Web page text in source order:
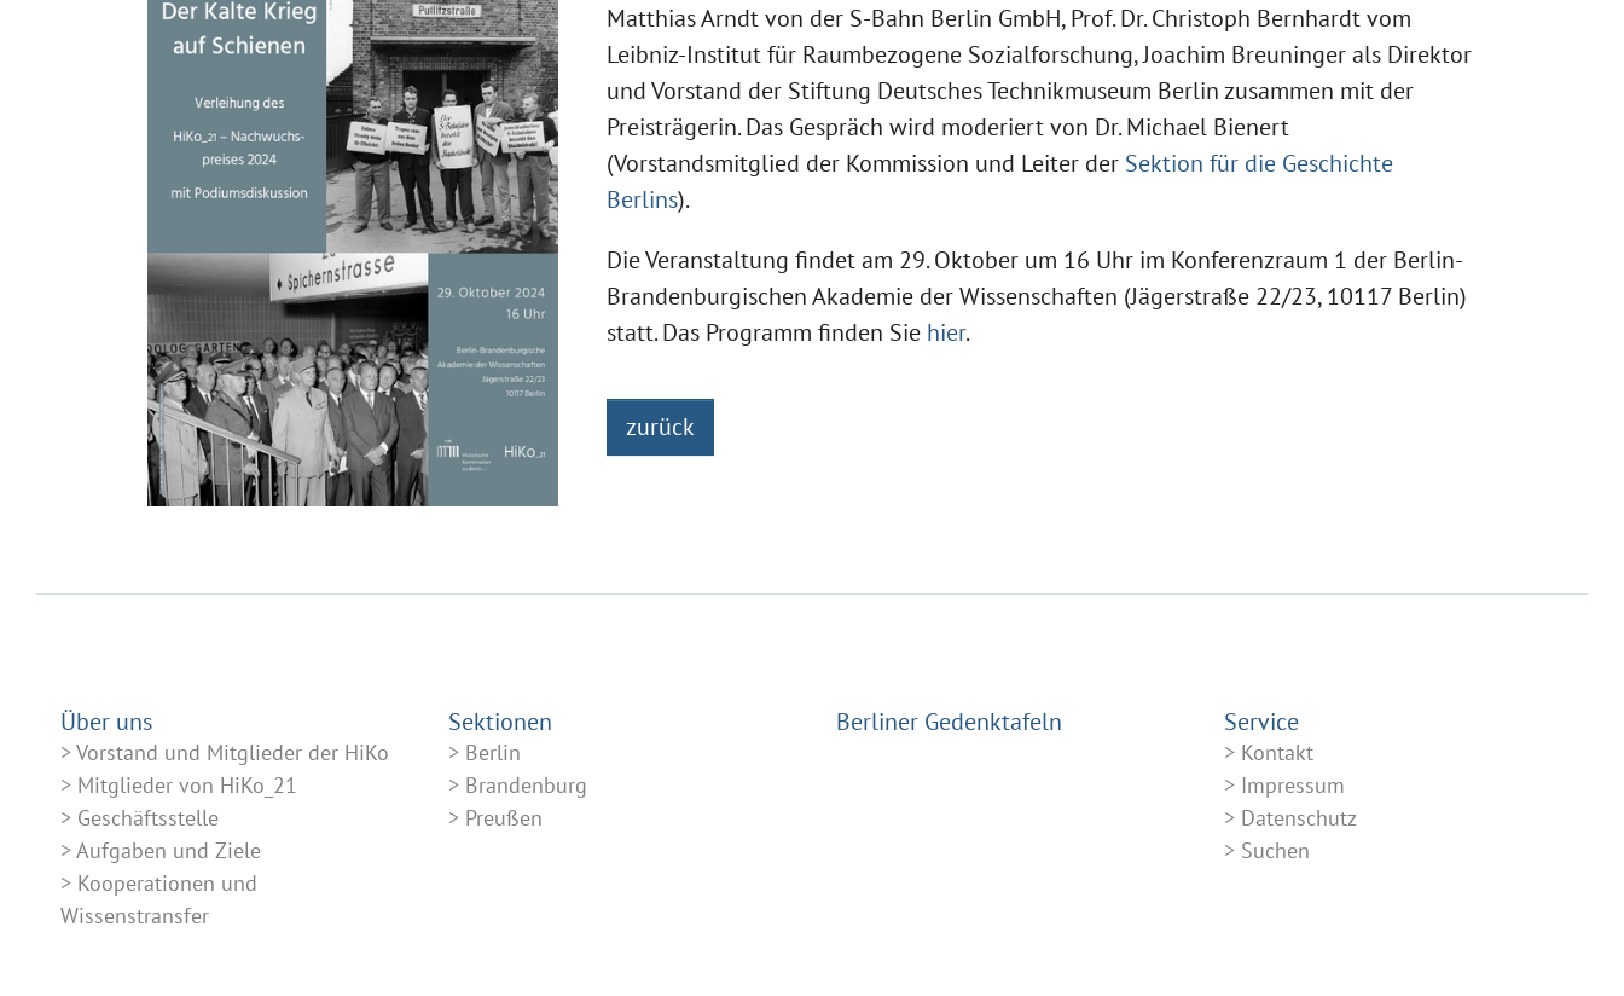
Matthias Arndt von der S-Bahn Berlin GmbH, Prof. Dr. Christoph Bernhardt vom
Leibniz-Institut für Raumbezogene Sozialforschung, Joachim Breuninger als Direktor
und Vorstand der Stiftung Deutsches Technikmuseum Berlin zusammen mit der
Preisträgerin. Das Gespräch wird moderiert von Dr. Michael Bienert
(Vorstandsmitglied der Kommission und Leiter der Sektion für die Geschichte
Berlins).
Die Veranstaltung findet am 29. Oktober um 16 Uhr im Konferenzraum 1 der Berlin-
Brandenburgischen Akademie der Wissenschaften (Jägerstraße 22/23, 10117 Berlin)
statt. Das Programm finden Sie hier.
zurück
Über uns
Vorstand und Mitglieder der HiKo
Mitglieder von HiKo_21
Geschäftsstelle
Aufgaben und Ziele
Kooperationen und
Wissenstransfer
Sektionen
Berlin
Brandenburg
Preußen
Berliner Gedenktafeln Service
Kontakt
Impressum
Datenschutz
Suchen